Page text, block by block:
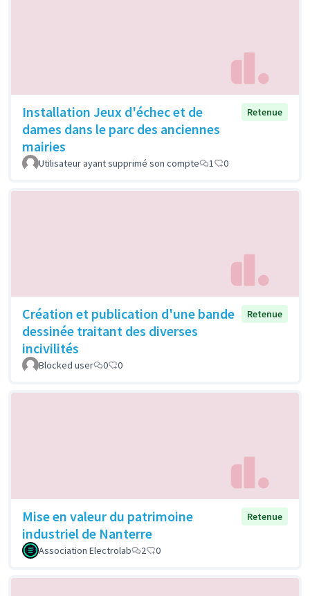
Installation Jeux d'échec et de
dames dans le parc des anciennes
mairies
Retenue
Utilisateur ayant supprimé son compte 1 0
Création et publication d'une bande
dessinée traitant des diverses
incivilités
Retenue
Blocked user 0 0
Mise en valeur du patrimoine
industriel de Nanterre
Retenue
Association Electrolab 2 0